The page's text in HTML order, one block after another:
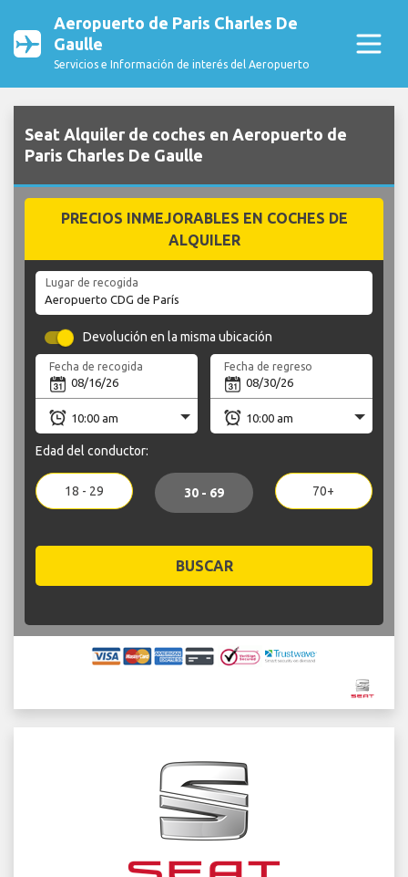
Aeropuerto de Paris Charles De
Gaulle
Servicios e Información de interés del Aeropuerto
Seat Alquiler de coches en Aeropuerto de
Paris Charles De Gaulle
PRECIOS INMEJORABLES EN COCHES DE
ALQUILER
Lugar de recogida
Devolución en la misma ubicación
Fecha de recogida Fecha de regreso
Edad del conductor:
18 - 29 30 - 69 70+
BUSCAR